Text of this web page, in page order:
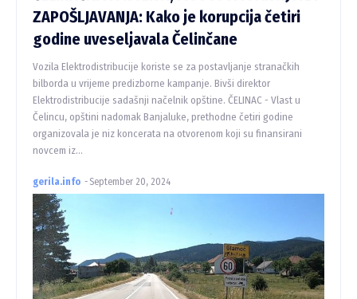
ZAPOŠLJAVANJA: Kako je korupcija četiri
godine uveseljavala Čelinčane
Vozila Elektrodistribucije koriste se za postavljanje stranačkih
bilborda u vrijeme predizborne kampanje. Bivši direktor
Elektrodistribucije sadašnji načelnik opštine. ČELINAC - Vlast u
Čelincu, opštini nadomak Banjaluke, prethodne četiri godine
organizovala je niz koncerata na otvorenom koji su finansirani
novcem iz...
gerila.info - September 20, 2024